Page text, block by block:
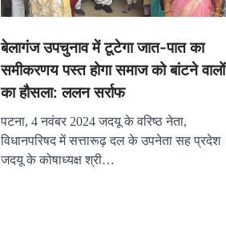
बेलागंज उपचुनाव में टूटेगा जात-पात का
समीकरणय पस्त होगा समाज को बांटने वालों
का हौसला: ललन सर्राफ
पटना, 4 नवंबर 2024 जदयू के वरिष्ठ नेता,
विधानपरिषद में सत्तारूढ़ दल के उपनेता सह प्रदेश
जदयू के कोषाध्यक्ष श्री…